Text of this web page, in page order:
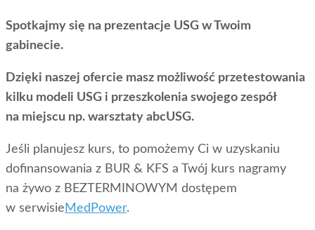
Spotkajmy się na prezentacje USG w Twoim
gabinecie.
Dzięki naszej ofercie masz możliwość przetestowania
kilku modeli USG i przeszkolenia swojego zespół
na miejscu np. warsztaty abcUSG.
Jeśli planujesz kurs, to pomożemy Ci w uzyskaniu
dofinansowania z BUR & KFS a Twój kurs nagramy
na żywo z BEZTERMINOWYM dostępem
w serwisie MedPower.